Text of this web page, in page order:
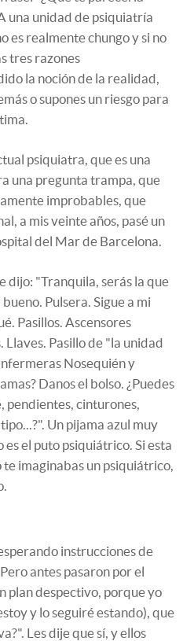
una unidad de psiquiatría
es realmente chungo y si no
tres razones
la noción de la realidad,
o supones un riesgo para
psiquiatra, que es una
una pregunta trampa, que
improbables, que
a mis veinte años, pasé un
del Mar de Barcelona.
dijo: "Tranquila, serás la que
Pulsera. Sigue a mi
Pasillos. Ascensores
Llaves. Pasillo de "la unidad
Nosequién y
Danos el bolso. ¿Puedes
cinturones,
Un pijama azul muy
el puto psiquiátrico. Si esta
imaginabas un psiquiátrico,
instrucciones de
antes pasaron por el
plan despectivo, porque yo
y lo seguiré estando), que
Les dije que sí, y ellos